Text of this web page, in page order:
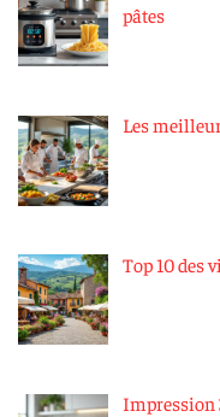
pâtes
Les
Top 10 des
Impression